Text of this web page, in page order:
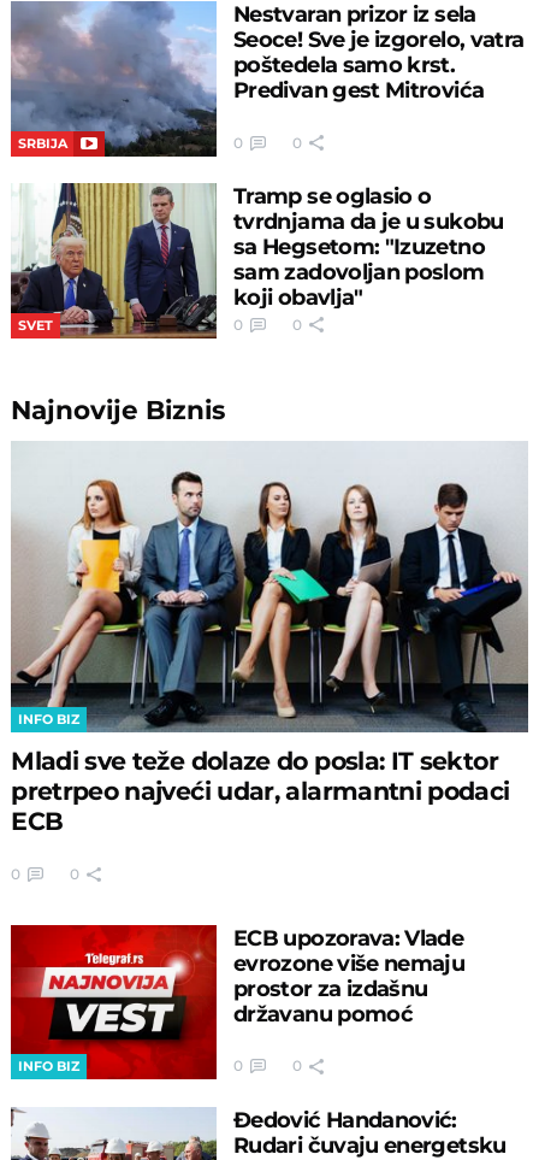
SRBIJA
Nestvaran prizor iz sela
Seoce! Sve je izgorelo, vatra
poštedela samo krst.
Predivan gest Mitrovića
0 0
SVET
Tramp se oglasio o
tvrdnjama da je u sukobu
sa Hegsetom: "Izuzetno
sam zadovoljan poslom
koji obavlja"
0 0
Najnovije Biznis
INFO BIZ
Mladi sve teže dolaze do posla: IT sektor
pretrpeo najveći udar, alarmantni podaci
ECB
0 0
INFO BIZ
ECB upozorava: Vlade
evrozone više nemaju
prostor za izdašnu
državanu pomoć
0 0
Đedović Handanović:
Rudari čuvaju energetsku